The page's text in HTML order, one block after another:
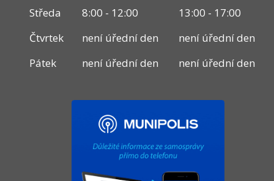
Středa
8:00 - 12:00
13:00 - 17:00
Čtvrtek
není úřední den
není úřední den
Pátek
není úřední den není úřední den